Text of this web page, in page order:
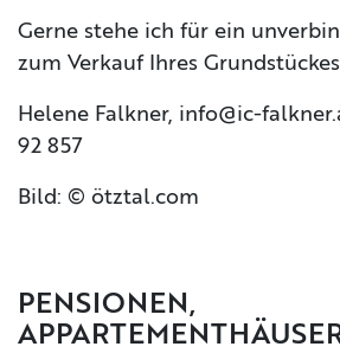
Gerne stehe ich für ein
zum Verkauf Ihres
Helene Falkner, info@ic-
92 857
Bild: © ötztal.com
PENSIONEN,